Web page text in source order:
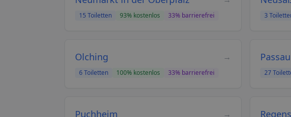
15 Toiletten 93% kostenlos 33% barrierefrei 3
Olching →
6Toiletten 100% kostenlos 33% barrierefrei
Passau
27
Puchheim →